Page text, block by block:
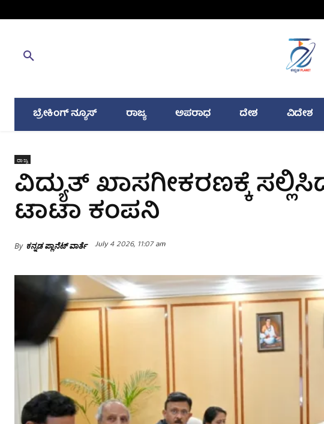
ಬ್ರೇಕಿಂಗ್ ನ್ಯೂಸ್ ರಾಜ್ಯ ಅಪರಾಧ ದೇಶ ವಿದೇಶ
ರಾಜ್ಯ
ವಿದ್ಯುತ್‌ ಖಾಸಗೀಕರಣಕ್ಕೆ
ಟಾಟಾ ಕಂಪನಿ
By ಕನ್ನಡ ಪ್ಲಾನೆಟ್ ವಾರ್ತೆ July 4 2026, 11:07 am